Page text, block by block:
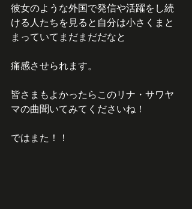
彼女のような外国で発信や活躍をし続
ける人たちを見ると自分は小さくまと
まっていてまだまだだなと
痛感させられます。
皆さまもよかったらこのリナ・サワヤ
マの曲聞いてみてくださいね！
ではまた！！